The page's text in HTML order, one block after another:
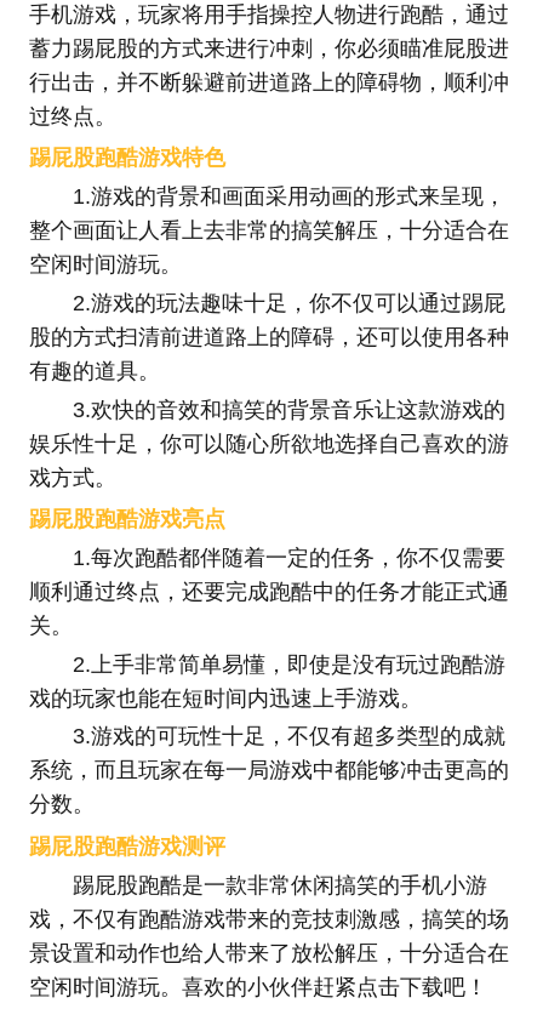
手机游戏，玩家将用手指操控人物进行跑酷，通过
蓄力踢屁股的方式来进行冲刺，你必须瞄准屁股进
行出击，并不断躲避前进道路上的障碍物，顺利冲
过终点。
踢屁股跑酷游戏特色
1.游戏的背景和画面采用动画的形式来呈现，
整个画面让人看上去非常的搞笑解压，十分适合在
空闲时间游玩。
2.游戏的玩法趣味十足，你不仅可以通过踢屁
股的方式扫清前进道路上的障碍，还可以使用各种
有趣的道具。
3.欢快的音效和搞笑的背景音乐让这款游戏的
娱乐性十足，你可以随心所欲地选择自己喜欢的游
戏方式。
踢屁股跑酷游戏亮点
1.每次跑酷都伴随着一定的任务，你不仅需要
顺利通过终点，还要完成跑酷中的任务才能正式通
关。
2.上手非常简单易懂，即使是没有玩过跑酷游
戏的玩家也能在短时间内迅速上手游戏。
3.游戏的可玩性十足，不仅有超多类型的成就
系统，而且玩家在每一局游戏中都能够冲击更高的
分数。
踢屁股跑酷游戏测评
踢屁股跑酷是一款非常休闲搞笑的手机小游
戏，不仅有跑酷游戏带来的竞技刺激感，搞笑的场
景设置和动作也给人带来了放松解压，十分适合在
空闲时间游玩。喜欢的小伙伴赶紧点击下载吧！